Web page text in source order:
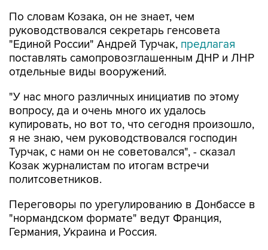
"Единой России" Андрей Турчак,предлагая
поставлять самопровозглашенным ДНР и ЛНР
отдельные виды вооружений.
"У нас много различных инициатив по этому
купировать, но вот то, что сегодня произошло,
я не знаю, чем руководствовался господин
Турчак, с нами он не советовался", - сказал
Козак журналистам по итогам встречи
политсоветников.
Переговоры по урегулированию в Донбассе в
Германия, Украина и Россия.
Украина Донбасс Германия